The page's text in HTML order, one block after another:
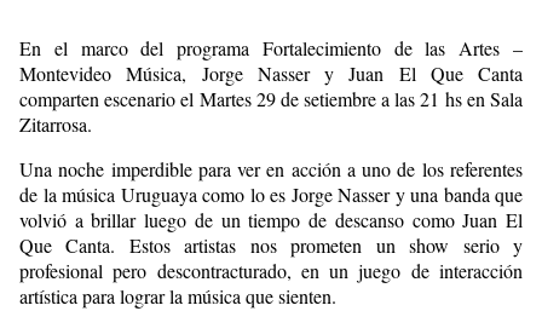
En el marco del programa Fortalecimiento de las Artes –
Montevideo Música, Jorge Nasser y Juan El Que Canta
comparten escenario el Martes 29 de setiembre a las 21 hs en Sala
Zitarrosa.
Una noche imperdible para ver en acción a uno de los referentes
de la música Uruguaya como lo es Jorge Nasser y una banda que
volvió a brillar luego de un tiempo de descanso como Juan El
Que Canta. Estos artistas nos prometen un show serio y
profesional pero descontracturado, en un juego de interacción
artística para lograr la música que sienten.